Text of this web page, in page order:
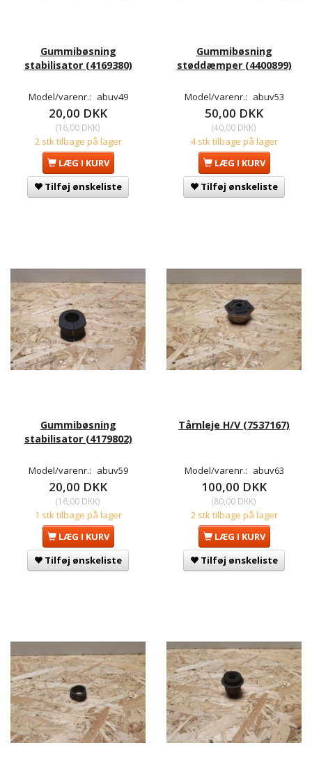
Gummibøsning
stabilisator (4169380)
Model/varenr.: abuv49
20,00 DKK
(16,00 DKK)
2 stk tilbage på lager
LÆG I KURV
Tilføj ønskeliste
Gummibøsning
støddæmper (4400899)
Model/varenr.: abuv53
50,00 DKK
(40,00 DKK)
4 stk tilbage på lager
LÆG I KURV
Tilføj ønskeliste
Gummibøsning
stabilisator (4179802)
Model/varenr.: abuv59
20,00 DKK
(16,00 DKK)
1 stk tilbage på lager
LÆG I KURV
Tilføj ønskeliste
Tårnleje H/V (7537167)
Model/varenr.: abuv63
100,00 DKK
(80,00 DKK)
2 stk tilbage på lager
LÆG I KURV
Tilføj ønskeliste